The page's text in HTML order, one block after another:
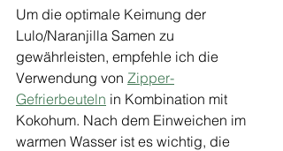
Um die optimale Keimung der
Lulo/Naranjilla Samen zu
gewährleisten, empfehle ich die
Verwendung von Zipper-
Gefrierbeuteln in Kombination mit
Kokohum. Nach dem Einweichen im
warmen Wasser ist es wichtig, die